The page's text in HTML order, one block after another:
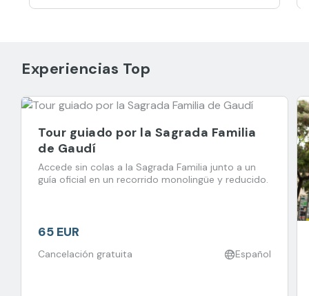
Experiencias Top
Tour guiado por la Sagrada Familia
de Gaudí
Accede sin colas a la Sagrada Familia junto a un
guía oficial en un recorrido monolingüe y reducido.
65 EUR
Cancelación gratuita Español